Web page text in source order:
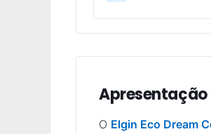
Apresentação
O Elgin Eco Dream